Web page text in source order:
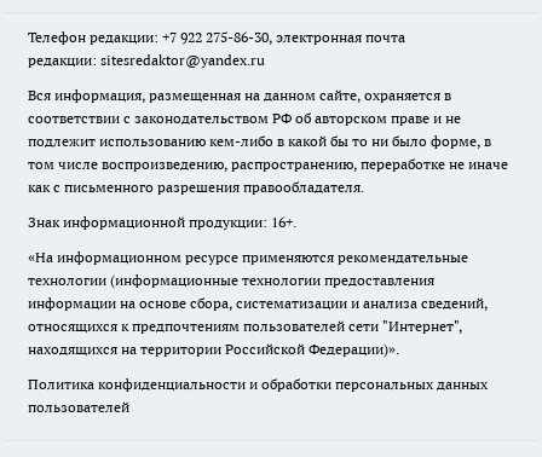
Телефон редакции: +7 922 275-86-30, электронная почта
редакции: sitesredaktor@yandex.ru
Вся информация, размещенная на данном сайте, охраняется в
соответствии с законодательством РФ об авторском праве и не
подлежит использованию кем-либо в какой бы то ни было форме, в
том числе воспроизведению, распространению, переработке не иначе
как с письменного разрешения правообладателя.
Знак информационной продукции: 16+.
«На информационном ресурсе применяются рекомендательные
технологии (информационные технологии предоставления
информации на основе сбора, систематизации и анализа сведений,
относящихся к предпочтениям пользователей сети "Интернет",
находящихся на территории Российской Федерации)».
Политика конфиденциальности и обработки персональных данных
пользователей